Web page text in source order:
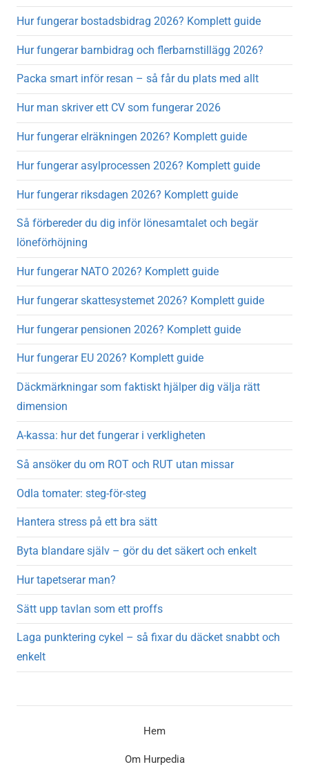
Hur fungerar bostadsbidrag 2026? Komplett guide
Hur fungerar barnbidrag och flerbarnstillägg 2026?
Packa smart inför resan – så får du plats med allt
Hur man skriver ett CV som fungerar 2026
Hur fungerar elräkningen 2026? Komplett guide
Hur fungerar asylprocessen 2026? Komplett guide
Hur fungerar riksdagen 2026? Komplett guide
Så förbereder du dig inför lönesamtalet och begär
löneförhöjning
Hur fungerar NATO 2026? Komplett guide
Hur fungerar skattesystemet 2026? Komplett guide
Hur fungerar pensionen 2026? Komplett guide
Hur fungerar EU 2026? Komplett guide
Däckmärkningar som faktiskt hjälper dig välja rätt
dimension
A-kassa: hur det fungerar i verkligheten
Så ansöker du om ROT och RUT utan missar
Odla tomater: steg-för-steg
Hantera stress på ett bra sätt
Byta blandare själv – gör du det säkert och enkelt
Hur tapetserar man?
Sätt upp tavlan som ett proffs
Laga punktering cykel – så fixar du däcket snabbt och
enkelt
Hem
Om Hurpedia